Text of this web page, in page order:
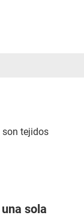
son tejidos
sola